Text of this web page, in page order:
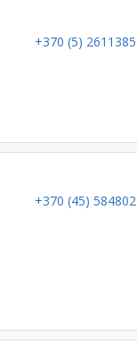
+370 (5) 2611385
+370 (45) 584802